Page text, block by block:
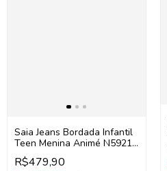
Saia Jeans Bordada Infantil
Teen Menina Animé N5921
(Azul)
R$479,90